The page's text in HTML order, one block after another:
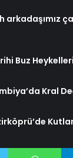
arkadaşımız
Buz Heykelleri
Kral